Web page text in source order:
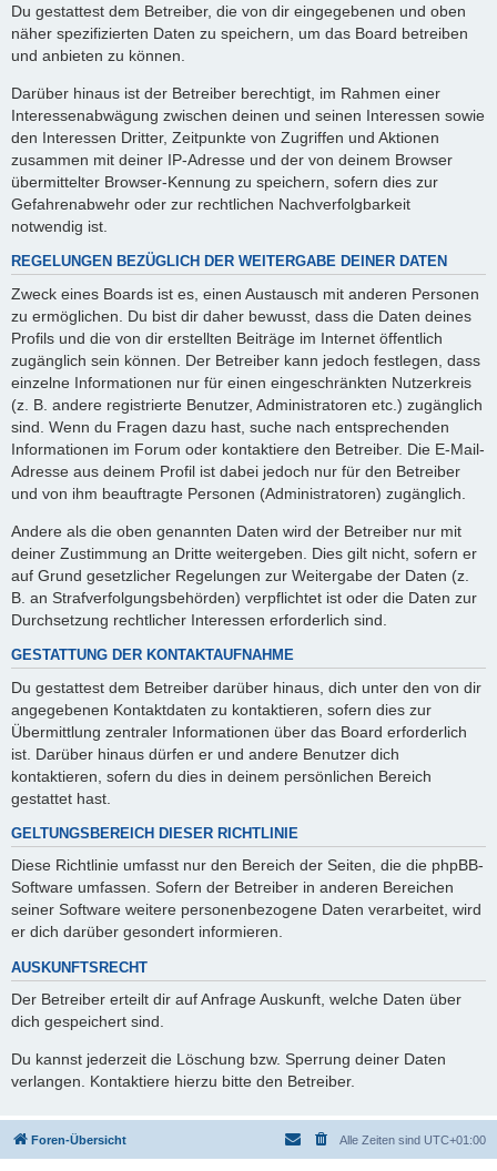
Du gestattest dem Betreiber, die von dir eingegebenen und oben
näher spezifizierten Daten zu speichern, um das Board betreiben
und anbieten zu können.
Darüber hinaus ist der Betreiber berechtigt, im Rahmen einer
Interessenabwägung zwischen deinen und seinen Interessen sowie
den Interessen Dritter, Zeitpunkte von Zugriffen und Aktionen
zusammen mit deiner IP-Adresse und der von deinem Browser
übermittelter Browser-Kennung zu speichern, sofern dies zur
Gefahrenabwehr oder zur rechtlichen Nachverfolgbarkeit
notwendig ist.
REGELUNGEN BEZÜGLICH DER WEITERGABE DEINER DATEN
Zweck eines Boards ist es, einen Austausch mit anderen Personen
zu ermöglichen. Du bist dir daher bewusst, dass die Daten deines
Profils und die von dir erstellten Beiträge im Internet öffentlich
zugänglich sein können. Der Betreiber kann jedoch festlegen, dass
einzelne Informationen nur für einen eingeschränkten Nutzerkreis
(z. B. andere registrierte Benutzer, Administratoren etc.) zugänglich
sind. Wenn du Fragen dazu hast, suche nach entsprechenden
Informationen im Forum oder kontaktiere den Betreiber. Die E-Mail-
Adresse aus deinem Profil ist dabei jedoch nur für den Betreiber
und von ihm beauftragte Personen (Administratoren) zugänglich.
Andere als die oben genannten Daten wird der Betreiber nur mit
deiner Zustimmung an Dritte weitergeben. Dies gilt nicht, sofern er
auf Grund gesetzlicher Regelungen zur Weitergabe der Daten (z.
B. an Strafverfolgungsbehörden) verpflichtet ist oder die Daten zur
Durchsetzung rechtlicher Interessen erforderlich sind.
GESTATTUNG DER KONTAKTAUFNAHME
Du gestattest dem Betreiber darüber hinaus, dich unter den von dir
angegebenen Kontaktdaten zu kontaktieren, sofern dies zur
Übermittlung zentraler Informationen über das Board erforderlich
ist. Darüber hinaus dürfen er und andere Benutzer dich
kontaktieren, sofern du dies in deinem persönlichen Bereich
gestattet hast.
GELTUNGSBEREICH DIESER RICHTLINIE
Diese Richtlinie umfasst nur den Bereich der Seiten, die die phpBB-
Software umfassen. Sofern der Betreiber in anderen Bereichen
seiner Software weitere personenbezogene Daten verarbeitet, wird
er dich darüber gesondert informieren.
AUSKUNFTSRECHT
Der Betreiber erteilt dir auf Anfrage Auskunft, welche Daten über
dich gespeichert sind.
Du kannst jederzeit die Löschung bzw. Sperrung deiner Daten
verlangen. Kontaktiere hierzu bitte den Betreiber.
Foren-Übersicht Alle Zeiten sind UTC+01:00